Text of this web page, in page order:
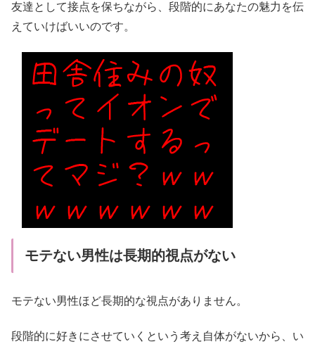
友達として接点を保ちながら、段階的にあなたの魅力を伝
えていけばいいのです。
モテない男性は長期的視点がない
モテない男性ほど長期的な視点がありません。
段階的に好きにさせていくという考え自体がないから、い